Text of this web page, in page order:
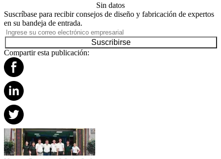
Sin datos
Suscríbase para recibir consejos de diseño y fabricación de expertos
en su bandeja de entrada.
Suscribirse
Compartir esta publicación: